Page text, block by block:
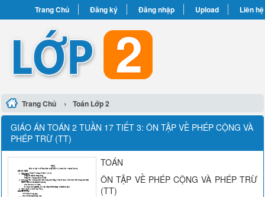
Trang Chủ Đăng ký Đăng nhập Upload Liên hệ
Trang Chủ › Toán Lớp 2
GIÁO ÁN TOÁN 2 TUẦN 17 TIẾT 3: ÔN TẬP VỀ PHÉP CỘNG VÀ
PHÉP TRỪ (TT)
TOÁN
ÔN TẬP VỀ PHÉP CỘNG VÀ PHÉP TRỪ
(TT)